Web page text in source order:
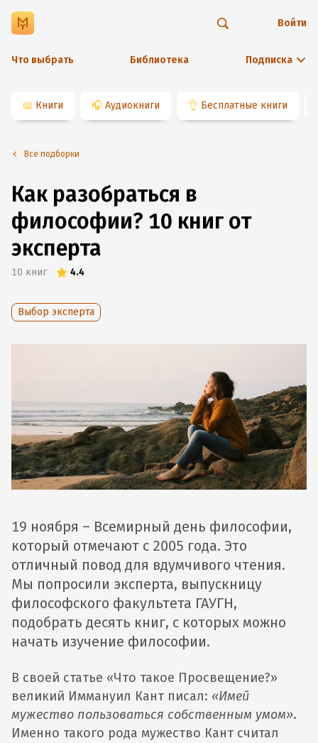
Что выбрать Библиотека Подписка
Войти
📖 Книги 🎧 Аудиокниги 👌 Бесплатные книги
Все подборки
Как разобраться в
философии? 10 книг от
эксперта
10 книг 4.4
Выбор эксперта
19 ноября – Всемирный день философии,
который отмечают с 2005 года. Это
отличный повод для вдумчивого чтения.
Мы попросили эксперта, выпускницу
философского факультета ГАУГН,
подобрать десять книг, с которых можно
начать изучение философии.
В своей статье «Что такое Просвещение?»
великий Иммануил Кант писал: «Имей
мужество пользоваться собственным умом».
Именно такого рода мужество Кант считал